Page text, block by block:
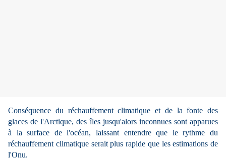
Conséquence du réchauffement climatique et de la fonte des
glaces de l'Arctique, des îles jusqu'alors inconnues sont apparues
à la surface de l'océan, laissant entendre que le rythme du
réchauffement climatique serait plus rapide que les estimations de
l'Onu.